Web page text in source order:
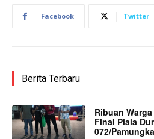
Facebook Twitter
Berita Terbaru
Ribuan
Final Piala
072/